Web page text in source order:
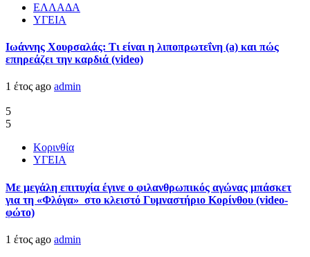
ΕΛΛΑΔΑ
ΥΓΕΙΑ
Ιωάννης Χουρσαλάς: Τι είναι η λιποπρωτεΐνη (a) και πώς
επηρεάζει την καρδιά (video)
1 έτος ago admin
5
5
Κορινθία
ΥΓΕΙΑ
Με μεγάλη επιτυχία έγινε ο φιλανθρωπικός αγώνας μπάσκετ
για τη «Φλόγα» στο κλειστό Γυμναστήριο Κορίνθου (video-
φώτο)
1 έτος ago admin